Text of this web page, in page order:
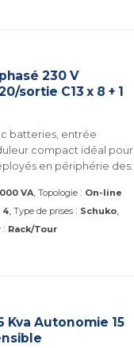
230 V
sortie C13 x 8 + 1
batteries, entrée
compact idéal pour
en périphérie des
VA Topologie : On-line
4 Type de prises : Schuko
: Rack/Tour
Kva Autonomie 15